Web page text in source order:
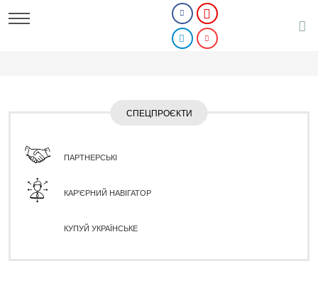
СПЕЦПРОЄКТИ
ПАРТНЕРСЬКІ
КАР'ЄРНИЙ НАВІГАТОР
КУПУЙ УКРАЇНСЬКЕ